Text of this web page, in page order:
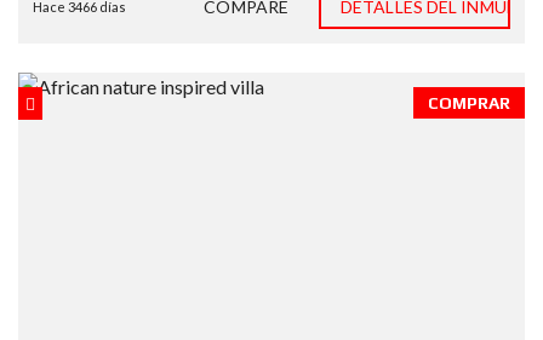
Hace 3466 días COMPARE DETALLES DEL
COMPRAR